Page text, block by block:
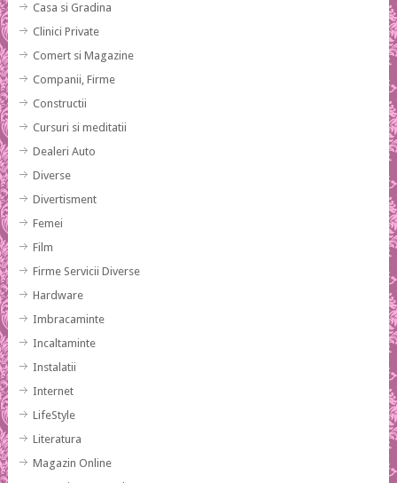
Casa si Gradina
Clinici Private
Comert si Magazine
Companii, Firme
Constructii
Cursuri si meditatii
Dealeri Auto
Diverse
Divertisment
Femei
Film
Firme Servicii Diverse
Hardware
Imbracaminte
Incaltaminte
Instalatii
Internet
LifeStyle
Literatura
Magazin Online